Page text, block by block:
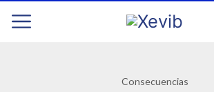
Consecuencias